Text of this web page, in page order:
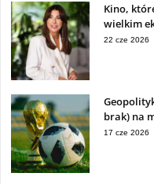
Kino,
wielkim
22 cze 2026
brak) na
17 cze 2026